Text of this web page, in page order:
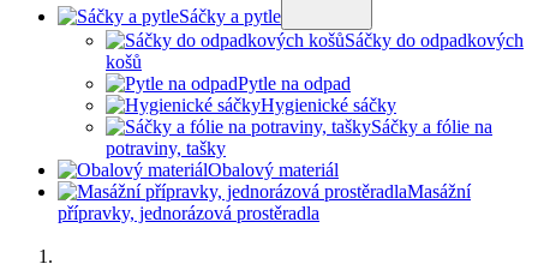
Sáčky a pytle
Sáčky do odpadkových
košů
Pytle na odpad
Hygienické sáčky
Sáčky a fólie na
potraviny, tašky
Obalový materiál
Masážní
přípravky, jednorázová prostěradla